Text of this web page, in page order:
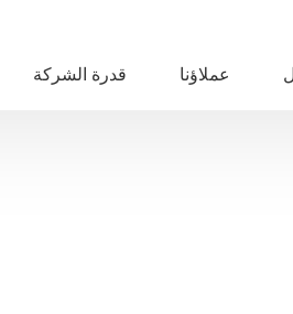
عملاؤنا قدرة الشركة